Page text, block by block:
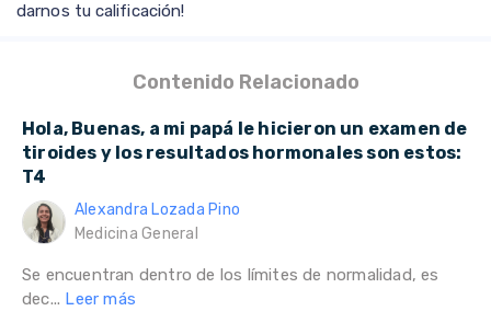
darnos tu calificación!
Contenido Relacionado
Hola, Buenas, a mi papá le hicieron un examen de
tiroides y los resultados hormonales son estos:
T4
Alexandra Lozada Pino
Medicina General
Se encuentran dentro de los límites de normalidad, es
dec... Leer más